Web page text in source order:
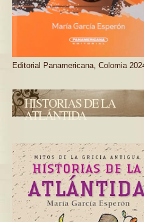
Editorial Panamericana, Colomia
HISTORIAS DE LA
ATLÁNTIDA